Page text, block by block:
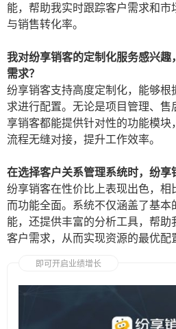
能，帮助我实时跟踪客户需求和
与销售转化率。
我对纷享销客的定制化服务感兴
需求？
纷享销客支持高度定制化，能够根
求进行配置。无论是项目管理、
享销客都能提供针对性的功能模
流程无缝对接，提升工作效率。
在选择客户关系管理系统时，纷享
纷享销客在性价比上表现出色，相
而功能全面。系统不仅涵盖了基本
能，还提供丰富的分析工具，帮
客户需求，从而实现资源的最优配
即可开启业绩增长